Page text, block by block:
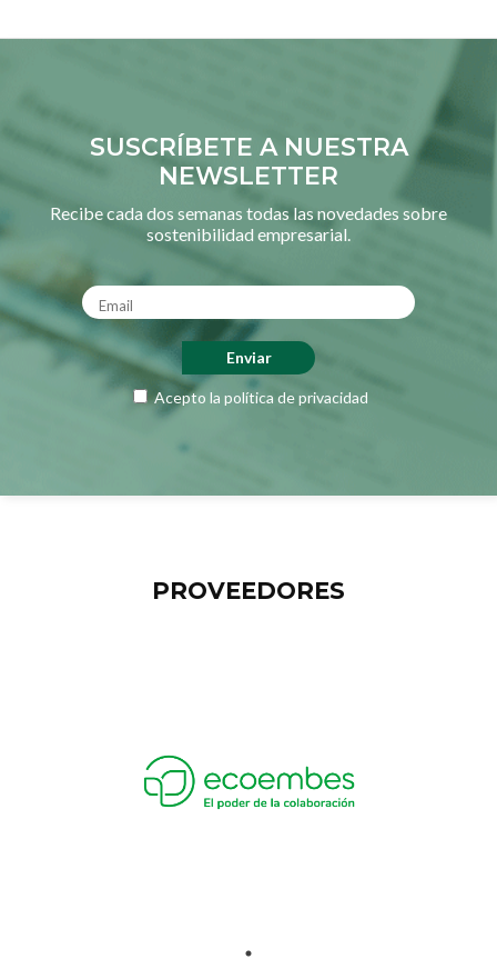
SUSCRÍBETE A NUESTRA
NEWSLETTER
Recibe cada dos semanas todas las novedades sobre
sostenibilidad empresarial.
Acepto la política de privacidad
PROVEEDORES